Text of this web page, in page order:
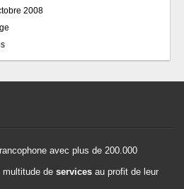
2008
avec plus de 200.000
multitude de services au profit de leur